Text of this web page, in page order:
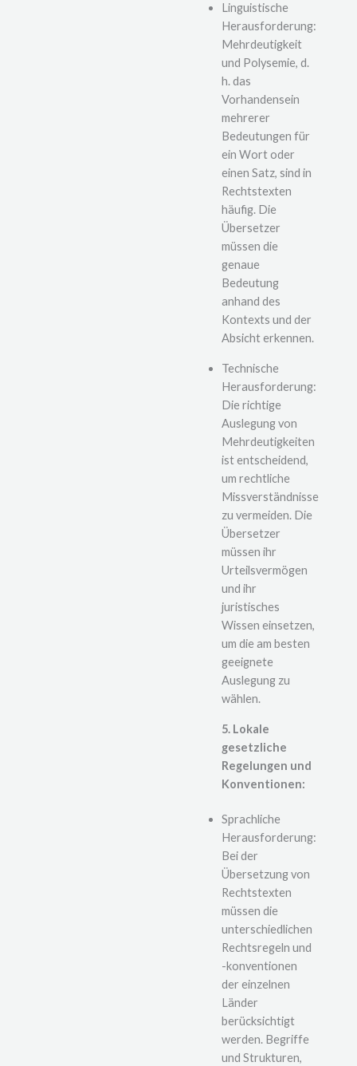
Linguistische
Herausforderung:
Mehrdeutigkeit
und Polysemie, d.
h. das
Vorhandensein
mehrerer
Bedeutungen für
ein Wort oder
einen Satz, sind in
Rechtstexten
häufig. Die
Übersetzer
müssen die
genaue
Bedeutung
anhand des
Kontexts und der
Absicht erkennen.
Technische
Herausforderung:
Die richtige
Auslegung von
Mehrdeutigkeiten
ist entscheidend,
um rechtliche
Missverständnisse
zu vermeiden. Die
Übersetzer
müssen ihr
Urteilsvermögen
und ihr
juristisches
Wissen einsetzen,
um die am besten
geeignete
Auslegung zu
wählen.
5. Lokale
gesetzliche
Regelungen und
Konventionen:
Sprachliche
Herausforderung:
Bei der
Übersetzung von
Rechtstexten
müssen die
unterschiedlichen
Rechtsregeln und
-konventionen
der einzelnen
Länder
berücksichtigt
werden. Begriffe
und Strukturen,